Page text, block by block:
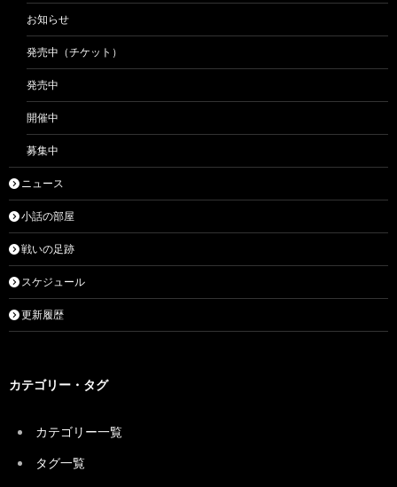
お知らせ
発売中（チケット）
発売中
開催中
募集中
ニュース
小話の部屋
戦いの足跡
スケジュール
更新履歴
カテゴリー・タグ
カテゴリー一覧
タグ一覧